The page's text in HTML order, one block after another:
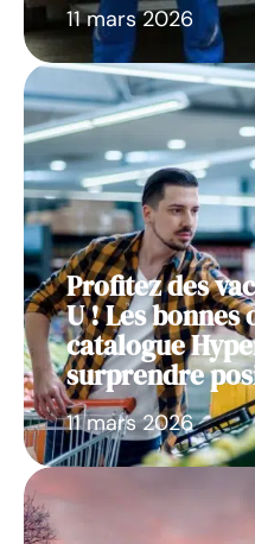
11 mars 2026
Profitez des
U ! Les bonnes
catalogue
surprendre
11 mars 2026